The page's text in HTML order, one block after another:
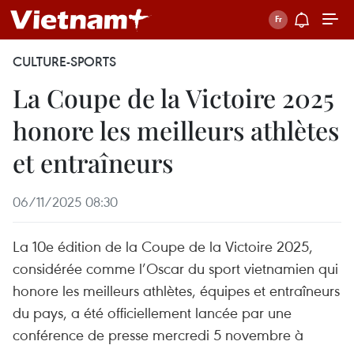
CULTURE-SPORTS
La Coupe de la Victoire 2025
honore les meilleurs athlètes
et entraîneurs
06/11/2025 08:30
La 10e édition de la Coupe de la Victoire 2025,
considérée comme l’Oscar du sport vietnamien qui
honore les meilleurs athlètes, équipes et entraîneurs
du pays, a été officiellement lancée par une
conférence de presse mercredi 5 novembre à